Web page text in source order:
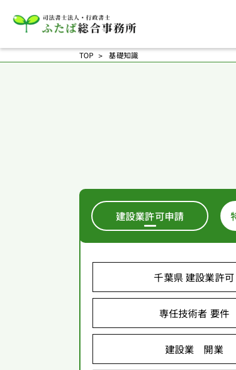
TOP 基礎知識
建設業許可申請
千葉県 建設業許可
専任技術者 要件
建設業 開業